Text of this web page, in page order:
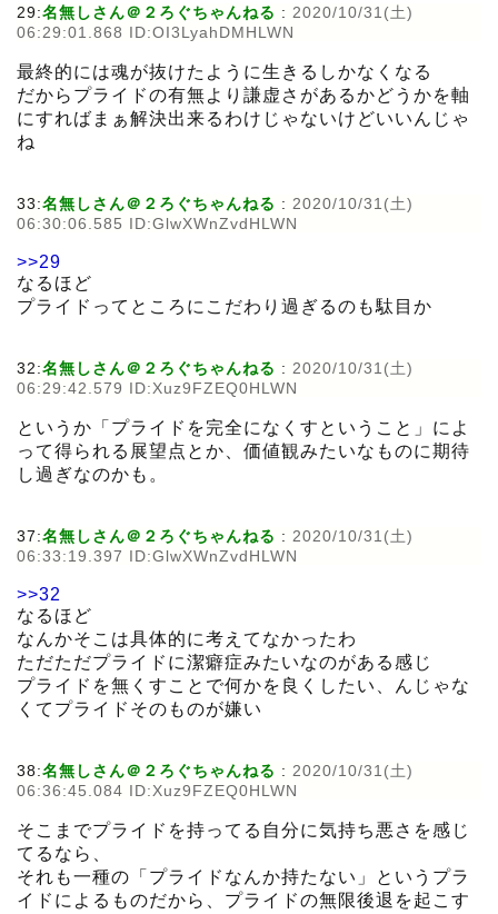
29:名無しさん＠２ろぐちゃんねる : 2020/10/31(土)
06:29:01.868 ID:OI3LyahDMHLWN
最終的には魂が抜けたように生きるしかなくなる
だからプライドの有無より謙虚さがあるかどうかを軸
にすればまぁ解決出来るわけじゃないけどいいんじゃ
ね
33:名無しさん＠２ろぐちゃんねる : 2020/10/31(土)
06:30:06.585 ID:GlwXWnZvdHLWN
>>29
なるほど
プライドってところにこだわり過ぎるのも駄目か
32:名無しさん＠２ろぐちゃんねる : 2020/10/31(土)
06:29:42.579 ID:Xuz9FZEQ0HLWN
というか「プライドを完全になくすということ」によ
って得られる展望点とか、価値観みたいなものに期待
し過ぎなのかも。
37:名無しさん＠２ろぐちゃんねる : 2020/10/31(土)
06:33:19.397 ID:GlwXWnZvdHLWN
>>32
なるほど
なんかそこは具体的に考えてなかったわ
ただただプライドに潔癖症みたいなのがある感じ
プライドを無くすことで何かを良くしたい、んじゃな
くてプライドそのものが嫌い
38:名無しさん＠２ろぐちゃんねる : 2020/10/31(土)
06:36:45.084 ID:Xuz9FZEQ0HLWN
そこまでプライドを持ってる自分に気持ち悪さを感じ
てるなら、
それも一種の「プライドなんか持たない」というプラ
イドによるものだから、プライドの無限後退を起こす